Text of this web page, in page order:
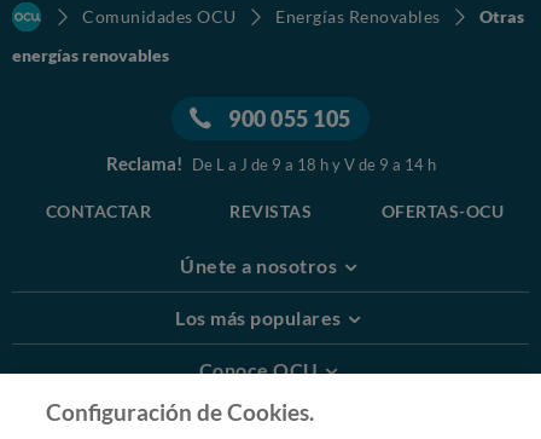
Comunidades OCU Energías Renovables
Otras
energías renovables
900 055 105
Reclama! De L a J de 9 a 18 h y V de 9 a 14 h
CONTACTAR REVISTAS OFERTAS-OCU
Únete a nosotros
Los más populares
Conoce OCU
Más Información
Configuración de Cookies.